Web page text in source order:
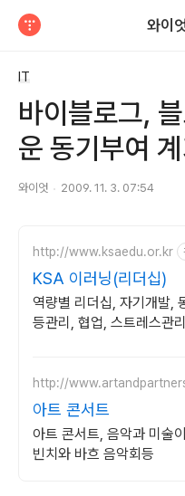
와이
IT
바이블로그,
운 동기부여
와이엇 2009. 11. 3. 07:54
http://www.ksaedu.or.kr
KSA 이러닝(리더십)
역량별 리더십, 자기개발,
등관리, 협업, 스트레스관리
http://
아트 콘서트
아트 콘서트, 음악과 미술
빈치와 바흐 음악회등